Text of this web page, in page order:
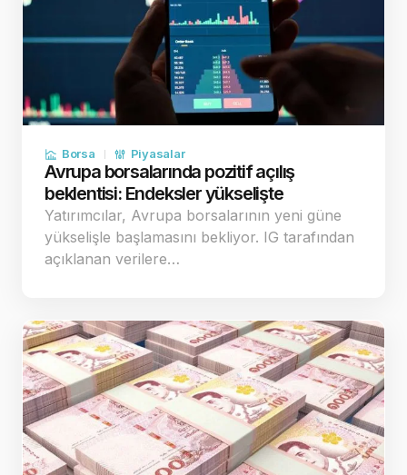
Borsa Piyasalar
Avrupa borsalarında pozitif açılış
beklentisi: Endeksler yükselişte
Yatırımcılar, Avrupa borsalarının yeni güne
yükselişle başlamasını bekliyor. IG tarafından
açıklanan verilere…